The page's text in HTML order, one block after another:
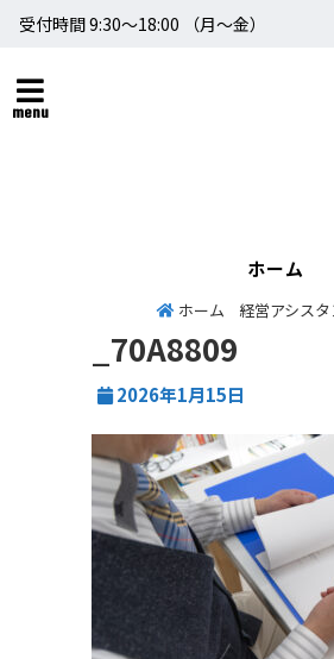
受付時間 9:30～18:00 （月〜金）
menu
ホーム
ホーム 経営アシス
_70A8809
2026年1月15日